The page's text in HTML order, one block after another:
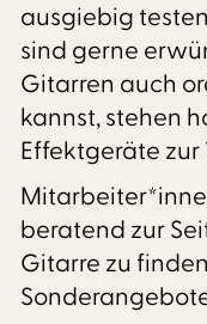
ausgiebig
sind gerne
Gitarren auch
kannst, stehen
Effektgeräte zur
beratend zur
Gitarre zu